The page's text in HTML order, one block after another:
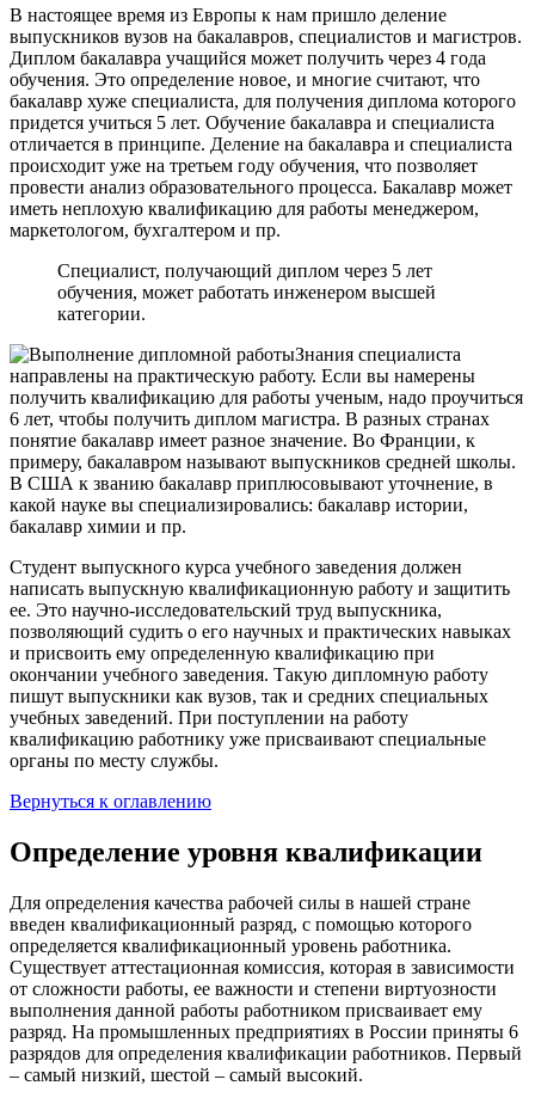
В настоящее время из Европы к нам пришло деление
выпускников вузов на бакалавров, специалистов и магистров.
Диплом бакалавра учащийся может получить через 4 года
обучения. Это определение новое, и многие считают, что
бакалавр хуже специалиста, для получения диплома которого
придется учиться 5 лет. Обучение бакалавра и специалиста
отличается в принципе. Деление на бакалавра и специалиста
происходит уже на третьем году обучения, что позволяет
провести анализ образовательного процесса. Бакалавр может
иметь неплохую квалификацию для работы менеджером,
маркетологом, бухгалтером и пр.
Специалист, получающий диплом через 5 лет
обучения, может работать инженером высшей
категории.
Знания специалиста
направлены на практическую работу. Если вы намерены
получить квалификацию для работы ученым, надо проучиться
6 лет, чтобы получить диплом магистра. В разных странах
понятие бакалавр имеет разное значение. Во Франции, к
примеру, бакалавром называют выпускников средней школы.
В США к званию бакалавр приплюсовывают уточнение, в
какой науке вы специализировались: бакалавр истории,
бакалавр химии и пр.
Студент выпускного курса учебного заведения должен
написать выпускную квалификационную работу и защитить
ее. Это научно-исследовательский труд выпускника,
позволяющий судить о его научных и практических навыках
и присвоить ему определенную квалификацию при
окончании учебного заведения. Такую дипломную работу
пишут выпускники как вузов, так и средних специальных
учебных заведений. При поступлении на работу
квалификацию работнику уже присваивают специальные
органы по месту службы.
Вернуться к оглавлению
Определение уровня квалификации
Для определения качества рабочей силы в нашей стране
введен квалификационный разряд, с помощью которого
определяется квалификационный уровень работника.
Существует аттестационная комиссия, которая в зависимости
от сложности работы, ее важности и степени виртуозности
выполнения данной работы работником присваивает ему
разряд. На промышленных предприятиях в России приняты 6
разрядов для определения квалификации работников. Первый
– самый низкий, шестой – самый высокий.